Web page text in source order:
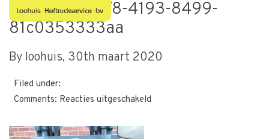
17000735-fd78-4193-8499-
81c0353333aa
By loohuis, 30th maart 2020
Filed under:
Comments: Reacties uitgeschakeld